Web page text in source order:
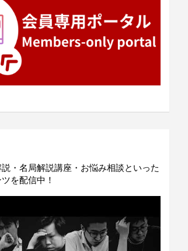
・名局解説講座・お悩み相談といった
を配信中！